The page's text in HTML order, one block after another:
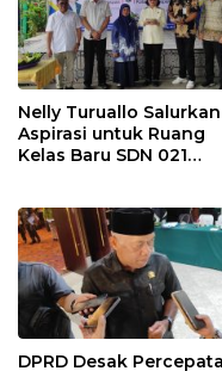
Nelly Turuallo Salurkan
Aspirasi untuk Ruang
Kelas Baru SDN 021
DPRD Desak